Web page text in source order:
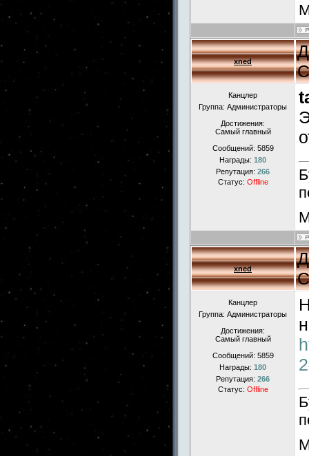
xned
Канцлер
Группа: Администраторы
Достижения:
Самый главный
Сообщений: 5859
Награды: 180
Репутация: 266
Статус: Offline
xned
Канцлер
Группа: Администраторы
Достижения:
Самый главный
Сообщений: 5859
Награды: 180
Репутация: 266
Статус: Offline